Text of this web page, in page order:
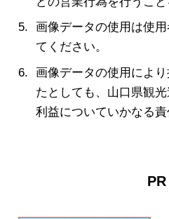
画像データの使用は使
てください。
画像データの使用によ
たとしても、山口県観
利益についていかなる責
PR